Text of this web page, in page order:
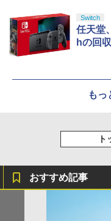
Switch
任天堂
hの回
もっ
ト
おすすめ記事